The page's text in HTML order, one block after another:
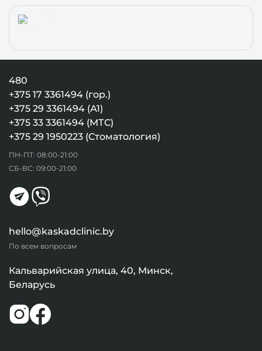
480
+375 17 3361494 (гор.)
+375 29 3361494 (А1)
+375 33 3361494 (МТС)
+375 29 1950223 (Стоматология)
ПН-ПТ: 08:00-21:00
СБ-ВС: 09:00-21:00
hello@kaskadclinic.by
По всем вопросам
Кальварийская улица, 40, Минск,
Беларусь